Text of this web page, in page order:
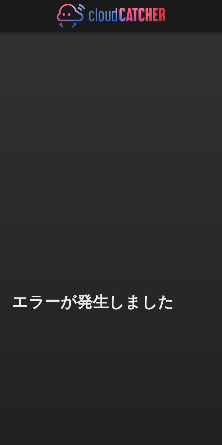
エラーが発生しました